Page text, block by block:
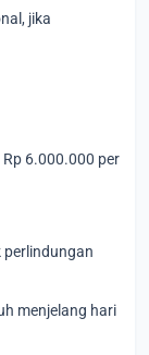
jika
6.000.000 per
perlindungan
menjelang hari